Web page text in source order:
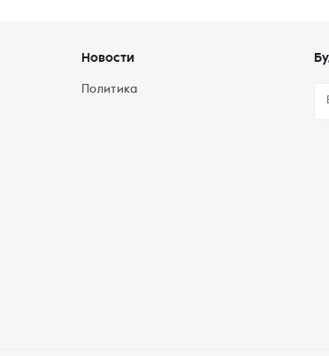
Новости
Политика